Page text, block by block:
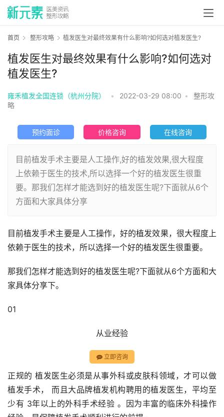
首页 整形攻略 植发医生对最终效果有什么影响?如何选对植发医生?
植发医生对最终效果有什么影响?如何选对
植发医生?
雍禾植发全国连锁（杭州分院） • 2022-03-29 08:00 •
整形攻
略
预约面诊 价格咨询 在线咨询
目前植发手术主要是人工操作,好的植发效果,很大程度
上依赖于医生的技术,所以选择一个好的植发医生很重
要。那我们怎样才能选到好的植发医生呢?下面就从6个
方面和大家具体分享
目前植发手术主要是人工操作，好的植发效果，很大程度上
依赖于医生的技术，所以选择一个好的植发医生很重要。
那我们怎样才能选到好的植发医生呢?下面就从6个方面和大
家具体分享下。
01
从业经验
立即咨询
正规的 植发医生必须是从事外科或皮肤科领域，才可以做
植发手术， 而且大品牌植发机构聘用的植发医生，平均至
少有 3年以上的外科手术经验 。因为丰富的临床外科操作